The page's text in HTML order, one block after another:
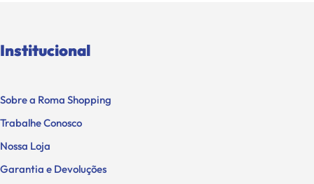
Institucional
Sobre a Roma Shopping
Trabalhe Conosco
Nossa Loja
Garantia e Devoluções